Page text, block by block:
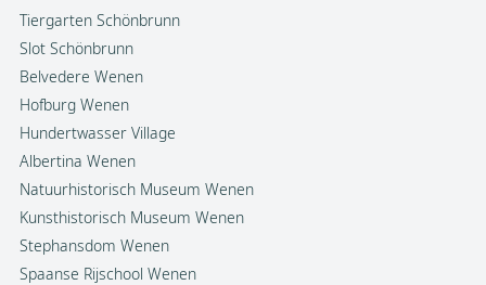
Tiergarten Schönbrunn
Slot Schönbrunn
Belvedere Wenen
Hofburg Wenen
Hundertwasser Village
Albertina Wenen
Natuurhistorisch Museum Wenen
Kunsthistorisch Museum Wenen
Stephansdom Wenen
Spaanse Rijschool Wenen